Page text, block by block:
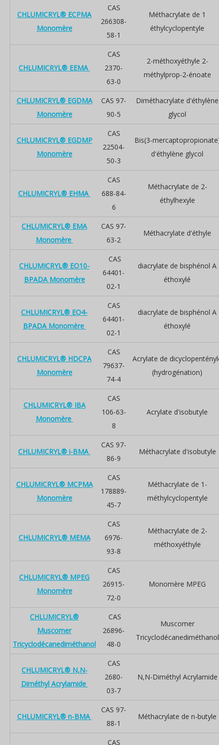
CHLUMICRYL® ECPMA
Monomère
CAS
266308-
58-1
Méthacrylate de 1
éthylcyclopentyle
CHLUMICRYL® EEMA
CAS
2370-
63-0
2-méthoxyéthyle 2-
méthylprop-2-énoate
CHLUMICRYL® EGDMA
Monomère
CAS 97-
90-5
Diméthacrylate d'éthylène
glycol
CHLUMICRYL® EGDMP
Monomère
CAS
22504-
50-3
Bis(3-
d'éthylène glycol
CHLUMICRYL® EHMA
CAS
688-84-
6
Méthacrylate de 2-
éthylhexyle
CHLUMICRYL® EMA
Monomère
CAS 97-
63-2
Méthacrylate d'éthyle
CHLUMICRYL® EO10-
BPADA Monomère
CAS
64401-
02-1
diacrylate de bisphénol A
éthoxylé
CHLUMICRYL® EO4-
BPADA Monomère
CAS
64401-
02-1
diacrylate de bisphénol A
éthoxylé
CHLUMICRYL® HDCPA
Monomère
CAS
79637-
74-4
Acrylate de
(hydrogénation)
CHLUMICRYL® IBA
Monomère
CAS
106-63-
8
Acrylate d'isobutyle
CHLUMICRYL® i-BMA
CAS 97-
86-9
Méthacrylate d'isobutyle
CHLUMICRYL® MCPMA
Monomère
CAS
178889-
45-7
Méthacrylate de 1-
méthylcyclopentyle
CHLUMICRYL® MEMA
CAS
6976-
93-8
Méthacrylate de 2-
méthoxyéthyle
CHLUMICRYL® MPEG
Monomère
CAS
26915-
72-0
Monomère MPEG
CHLUMICRYL®
Muscomer
Tricyclodécanediméthanol
CAS
26896-
48-0
Muscomer
Tricyclodécanediméthanol
CHLUMICRYL® N,N-
Diméthyl Acrylamide
CAS
2680-
03-7
N,N-Diméthyl Acrylamide
CHLUMICRYL® n-BMA
CAS 97-
88-1
Méthacrylate de n-butyle
CAS